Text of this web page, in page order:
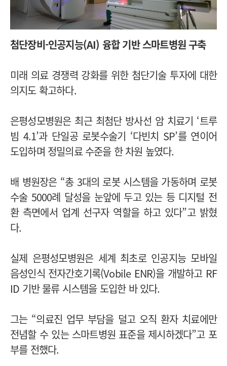
첨단장비-인공지능(AI) 융합 기반 스마트병원 구축
미래 의료 경쟁력 강화를 위한 첨단기술 투자에 대한
의지도 확고하다.
은평성모병원은 최근 최첨단 방사선 암 치료기 ‘트루
빔 4.1’과 단일공 로봇수술기 ‘다빈치 SP’를 연이어
도입하며 정밀의료 수준을 한 차원 높였다.
배 병원장은 “총 3대의 로봇 시스템을 가동하며 로봇
수술 5000례 달성을 눈앞에 두고 있는 등 디지털 전
환 측면에서 업계 선구자 역할을 하고 있다”고 밝혔
다.
실제 은평성모병원은 세계 최초로 인공지능 모바일
음성인식 전자간호기록(Vobile ENR)을 개발하고 RF
ID 기반 물류 시스템을 도입한 바 있다.
그는 “의료진 업무 부담을 덜고 오직 환자 치료에만
전념할 수 있는 스마트병원 표준을 제시하겠다”고 포
부를 전했다.